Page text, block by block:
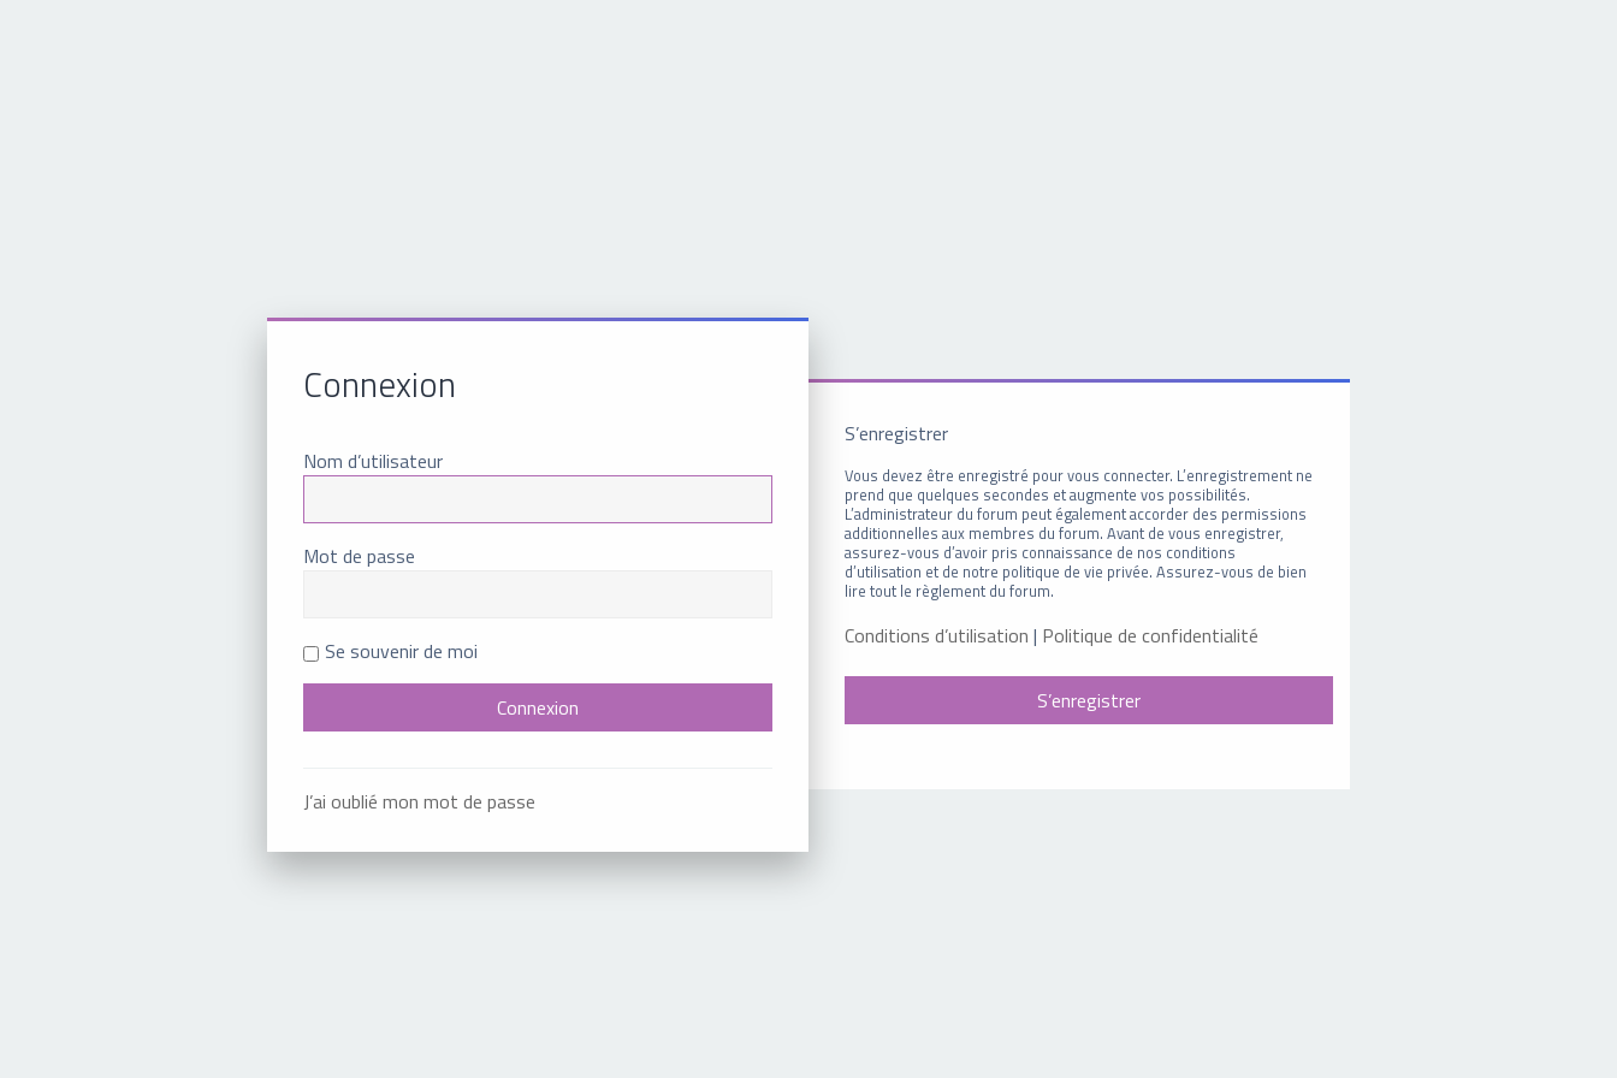
Connexion
Nom d’utilisateur
Mot de passe
Se souvenir de moi
J’ai oublié mon mot de passe
S’enregistrer
Vous devez être enregistré pour vous connecter. L’enregistrement ne
prend que quelques secondes et augmente vos possibilités.
L’administrateur du forum peut également accorder des permissions
additionnelles aux membres du forum. Avant de vous enregistrer,
assurez-vous d’avoir pris connaissance de nos conditions
d’utilisation et de notre politique de vie privée. Assurez-vous de bien
lire tout le règlement du forum.
Conditions d’utilisation | Politique de confidentialité
S’enregistrer